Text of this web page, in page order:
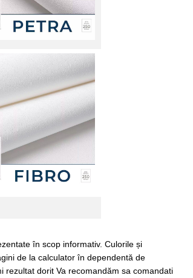
în scop informativ. Culorile și
de la calculator în dependentă de
rezultat dorit Va recomandăm sa comandati